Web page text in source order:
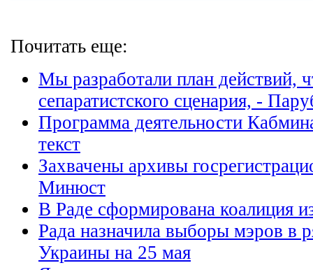
Почитать еще:
Мы разработали план действий,
сепаратистского сценария, -
Программа деятельности
текст
Захвачены архивы
Минюст
В Раде сформирована коалиция
Рада назначила выборы мэров в
Украины на 25 мая